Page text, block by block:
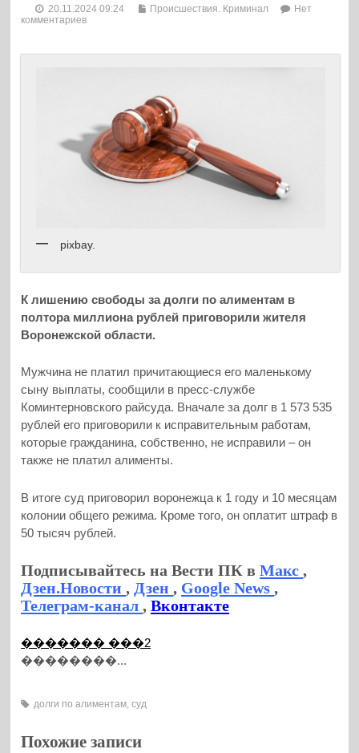
20.11.2024 09:24 Происшествия. Криминал
Нет
комментариев
pixbay.
К лишению свободы за долги по алиментам в
полтора миллиона рублей приговорили жителя
Воронежской области.
Мужчина не платил причитающиеся его маленькому
сыну выплаты, сообщили в пресс-службе
Коминтерновского райсуда. Вначале за долг в 1 573 535
рублей его приговорили к исправительным работам,
которые гражданина, собственно, не исправили – он
также не платил алименты.
В итоге суд приговорил воронежца к 1 году и 10 месяцам
колонии общего режима. Кроме того, он оплатит штраф в
50 тысяч рублей.
Подписывайтесь на Вести ПК вМакс,
Дзен.Новости, Дзен, Google News,
Телеграм-канал,Вконтакте
������� ���2
��������...
долги по алиментам,суд
Похожие записи